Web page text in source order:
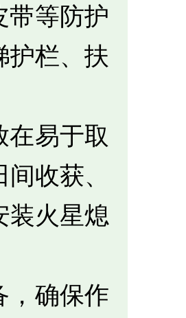
带等防护
护栏、扶
易于取
收获、
装火星熄
，确保作